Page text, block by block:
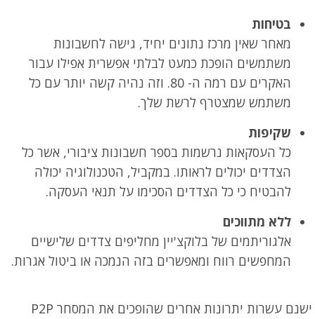
בטיחות
מאחר שאין מרכז נתונים יחיד, גישה לחשבונות
משתמשים הופכת כמעט לבלתי אפשרית אפילו עבור
האקרים עם רמה ה- 80. וזה נהיה קשה יותר עם כל
משתמש שמצטרף לרשת שלך.
שקיפות
כל העסקאות נרשמות בספר חשבונות ציבורי, אשר כל
הצדדים יכולים לראותו. במקביל, הטכנולוגיה יכולה
להבטיח כי כל הצדדים הסכימו על תנאי העסקה.
ללא מתווכים
אלגוריתמים של בלוקצ'יין מחליפים צדדים שלישיים
המחפשים רווח ומאפשרים בזה הנמכה או ביטול אגרות.
ישנם עשרות יתרונות אחרים שהופכים את המסחר P2P